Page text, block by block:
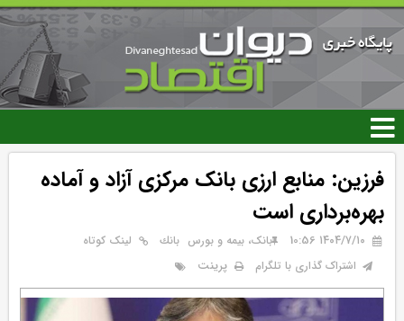
رفتن
محتوای
اصلی
فرزین: منابع ارزی بانک مرکزی آزاد و آماده
بهره‌برداری است
۱۴۰۴/۷/۱۰ 10:56 بانک، بیمه و بورس بانك
لینک کوتاه
اشتراک گذاری با تلگرام
پرینت